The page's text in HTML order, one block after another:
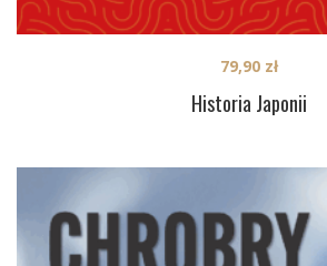
Historia Japonii
79,90 zł